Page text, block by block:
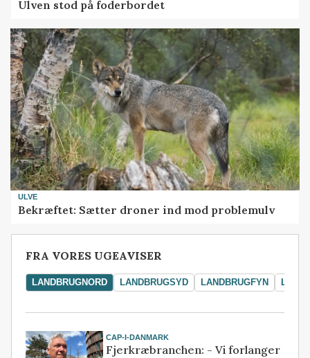
Ulven stod på foderbordet
ULVE
Bekræftet: Sætter droner ind mod problemulv
FRA VORES UGEAVISER
LANDBRUGNORD LANDBRUGSYD LANDBRUGFYN
CAP-I-DANMARK
Fjerkræbranchen: - Vi forlanger